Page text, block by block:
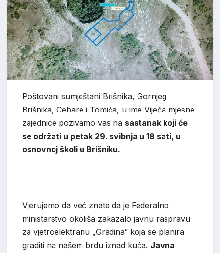
Poštovani sumještani Brišnika, Gornjeg
Brišnika, Cebare i Tomića, u ime Vijeća mjesne
zajednice pozivamo vas na sastanak koji će
se održati u petak 29. svibnja u 18 sati, u
osnovnoj školi u Brišniku.
Vjerujemo da već znate da je Federalno
ministarstvo okoliša zakazalo javnu raspravu
za vjetroelektranu „Gradina“ koja se planira
graditi na našem brdu iznad kuća. Javna